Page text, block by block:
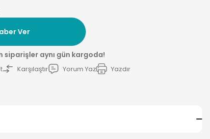
Ver
siparişler aynı gün kargoda!
Karşılaştır Yorum Yaz Yazdır